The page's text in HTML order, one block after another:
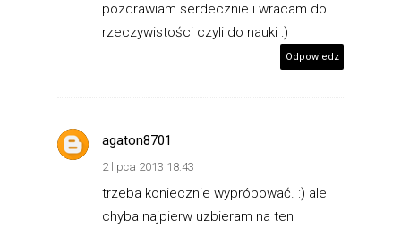
pozdrawiam serdecznie i wracam do
rzeczywistości czyli do nauki :)
Odpowiedz
agaton8701
2 lipca 2013 18:43
trzeba koniecznie wypróbować. :) ale
chyba najpierw uzbieram na ten